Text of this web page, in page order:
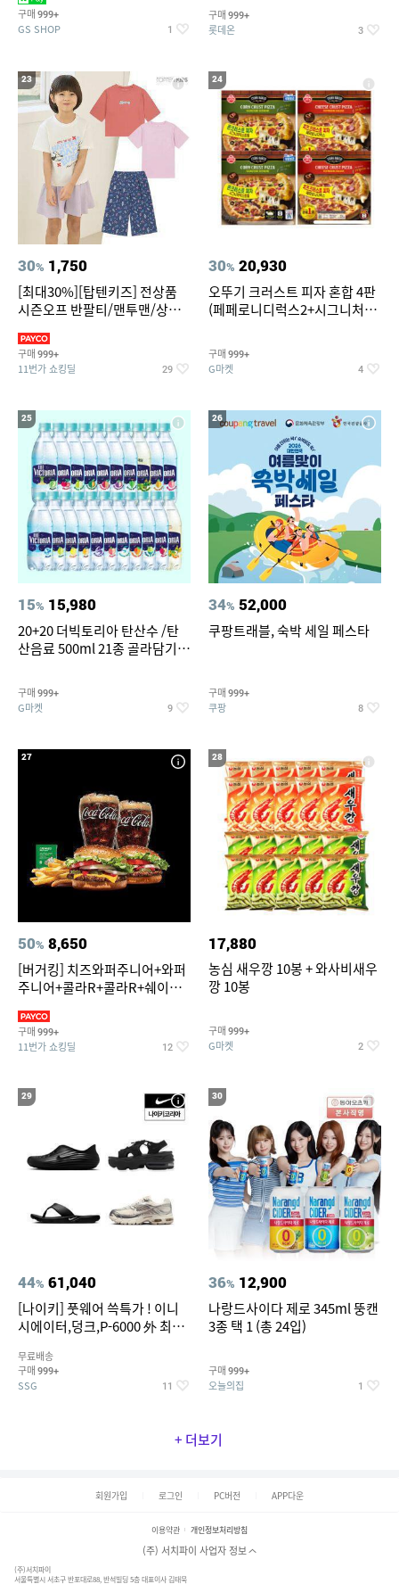
구매 999+
GS SHOP 1
구매 999+
롯데온 3
23
30% 1,750
[최대30%][탑텐키즈] 전상품
시즌오프 반팔티/맨투맨/상하
구매 999+
11번가 쇼킹딜 29
24
30% 20,930
오뚜기 크러스트 피자 혼합 4판
(페페로니디럭스2+시그니처익
구매 999+
G마켓 4
25
15% 15,980
20+20 더빅토리아 탄산수 /탄
산음료 500ml 21종 골라담기
구매 999+
G마켓 9
26
34% 52,000
쿠팡트래블, 숙박 세일 페스타
구매 999+
쿠팡 8
27
50% 8,650
[버거킹] 치즈와퍼주니어+와퍼
주니어+콜라R+콜라R+쉐이킹
구매 999+
11번가 쇼킹딜 12
28
17,880
농심 새우깡 10봉 + 와사비새우
깡 10봉
구매 999+
G마켓 2
29
44% 61,040
[나이키] 풋웨어 쓱특가 ! 이니
시에이터,덩크,P-6000 外 최대
무료배송
구매 999+
SSG 11
30
36% 12,900
나랑드사이다 제로 345ml 뚱캔
3종 택 1 (총 24입)
구매 999+
오늘의집 1
+ 더보기
회원가입 로그인 PC버전 APP다운
이용약관 개인정보처리방침
(주) 서치파이 사업자 정보
(주)서치파이
서울특별시 서초구 반포대로88, 반석빌딩 5층 대표이사 김태묵